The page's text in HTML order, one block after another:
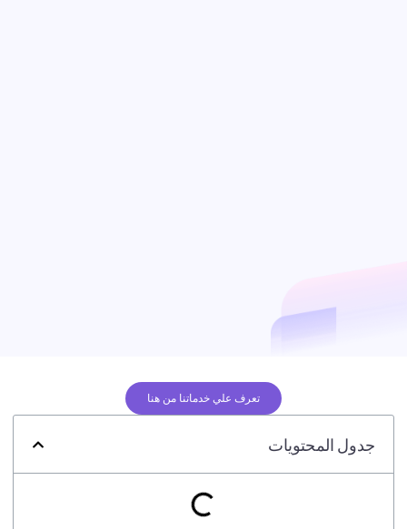
تعرف علي خدماتنا من هنا
جدول المحتويات